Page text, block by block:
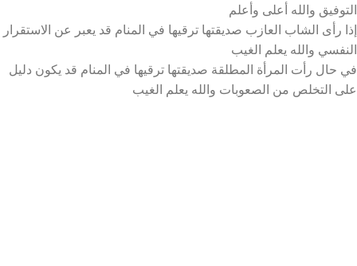
التوفيق والله أعلى وأعلم
إذا رأى الشاب العازب صديقتها ترقيها في المنام قد يعبر عن الاستقرار
النفسي والله يعلم الغيب
في حال رأت المرأة المطلقة صديقتها ترقيها في المنام قد يكون دليل
على التخلص من الصعوبات والله يعلم الغيب